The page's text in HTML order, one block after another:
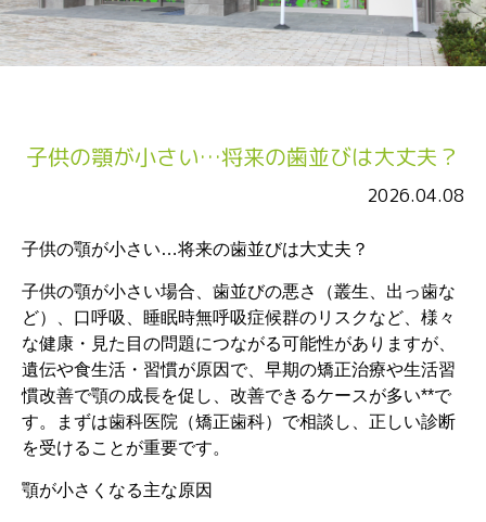
子供の顎が小さい…将来の歯並びは大丈夫？
2026.04.08
子供の顎が小さい…将来の歯並びは大丈夫？
子供の顎が小さい場合、歯並びの悪さ（叢生、出っ歯な
ど）、口呼吸、睡眠時無呼吸症候群のリスクなど、様々
な健康・見た目の問題につながる可能性がありますが、
遺伝や食生活・習慣が原因で、早期の矯正治療や生活習
慣改善で顎の成長を促し、改善できるケースが多い**で
す。まずは歯科医院（矯正歯科）で相談し、正しい診断
を受けることが重要です。
顎が小さくなる主な原因